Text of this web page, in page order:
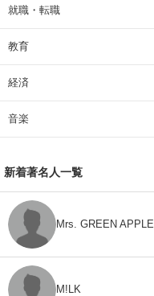
就職・転職
教育
経済
音楽
新着著名人一覧
Mrs. GREEN APPLE
M!LK